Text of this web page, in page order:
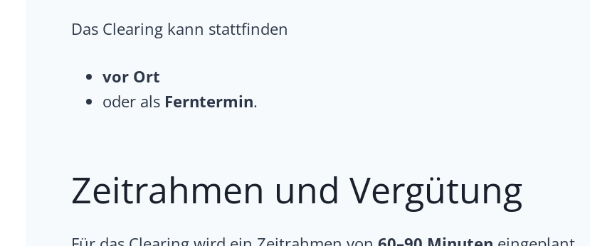
Das Clearing kann stattfinden
vor Ort
oder als Ferntermin.
Zeitrahmen und Vergütung